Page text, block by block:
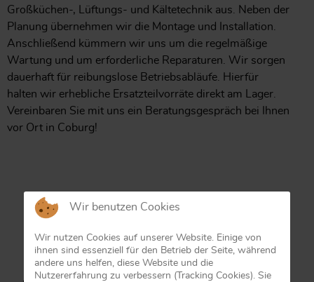
Großküchen-, Lüftungs- und Kältetechnik aus. Neben der
Planung übernehmen wir die Montage und Installation.
Anschließend kümmern wir uns um die regelmäßige
Wartung und um erforderliche Reparaturen. Wir sorgen
dauerhaft für reibungslose Betriebsabläufe. Hierfür
halten wir erhebliche Ersatzteilvorräte direkt am Lager.
Vereinbaren Sie mit uns ein Beratungsgespräch bei Ihnen
vor Ort in Coburg!
Wir benutzen Cookies
Wir nutzen Cookies auf unserer Website. Einige von
ihnen sind essenziell für den Betrieb der Seite, während
andere uns helfen, diese Website und die
Nutzererfahrung zu verbessern (Tracking Cookies). Sie